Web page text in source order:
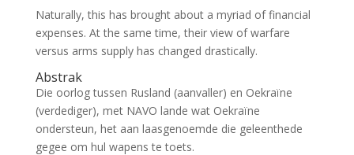
Naturally, this has brought about a myriad of financial
expenses. At the same time, their view of warfare
versus arms supply has changed drastically.
Abstrak
Die oorlog tussen Rusland (aanvaller) en Oekraïne
(verdediger), met NAVO lande wat Oekraïne
ondersteun, het aan laasgenoemde die geleenthede
gegee om hul wapens te toets.